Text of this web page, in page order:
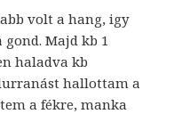
volt a hang, igy
Majd kb 1
haladva kb
hallottam a
a fékre, manka